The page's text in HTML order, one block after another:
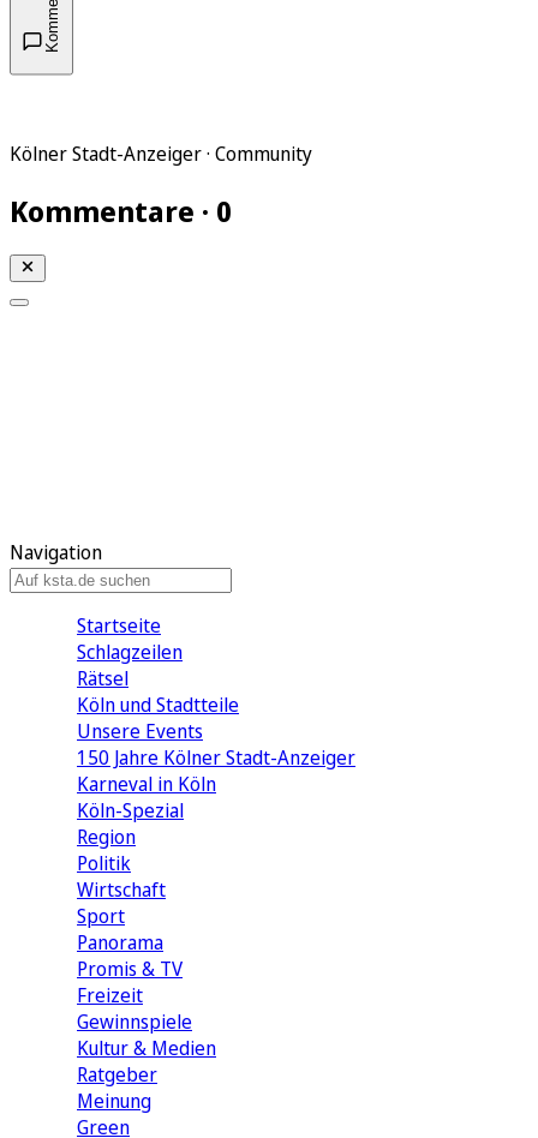
Kölner Stadt-Anzeiger · Community
Kommentare · 0
Navigation
Startseite
Schlagzeilen
Rätsel
Köln und Stadtteile
Unsere Events
150 Jahre Kölner Stadt-Anzeiger
Karneval in Köln
Köln-Spezial
Region
Politik
Wirtschaft
Sport
Panorama
Promis & TV
Freizeit
Gewinnspiele
Kultur & Medien
Ratgeber
Meinung
Green